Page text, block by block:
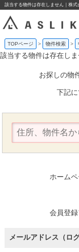
該当する物件は存在しません｜株式
TOPページ 物件検索
該当する物件は存在し
お探しの物
下記に
ホーム
会員登録
メールアドレス（ロ